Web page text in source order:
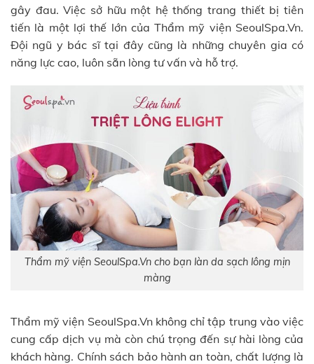
gây đau. Việc sở hữu một hệ thống trang thiết bị tiên
tiến là một lợi thế lớn của Thẩm mỹ viện SeoulSpa.Vn.
Đội ngũ y bác sĩ tại đây cũng là những chuyên gia có
năng lực cao, luôn sẵn lòng tư vấn và hỗ trợ.
Thẩm mỹ viện SeoulSpa.Vn cho bạn làn da sạch lông mịn
màng
Thẩm mỹ viện SeoulSpa.Vn không chỉ tập trung vào việc
cung cấp dịch vụ mà còn chú trọng đến sự hài lòng của
khách hàng. Chính sách bảo hành an toàn, chất lượng là